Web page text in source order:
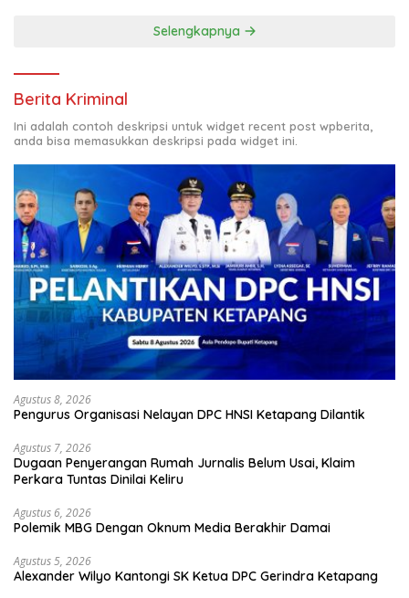
Selengkapnya
Berita Kriminal
Ini adalah contoh deskripsi untuk widget recent post wpberita,
anda bisa memasukkan deskripsi pada widget ini.
Agustus 8, 2026
Pengurus Organisasi Nelayan DPC HNSI Ketapang Dilantik
Agustus 7, 2026
Dugaan Penyerangan Rumah Jurnalis Belum Usai, Klaim
Perkara Tuntas Dinilai Keliru
Agustus 6, 2026
Polemik MBG Dengan Oknum Media Berakhir Damai
Agustus 5, 2026
Alexander Wilyo Kantongi SK Ketua DPC Gerindra Ketapang